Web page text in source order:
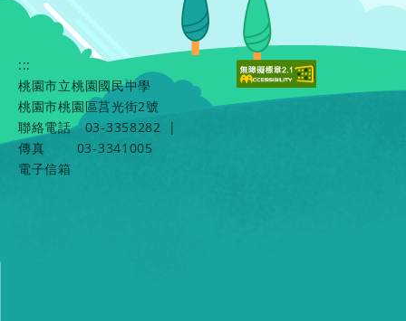
:::
桃園市立桃園國民中學
桃園市桃園區莒光街2號
聯絡電話
03-3358282
|
傳真
03-3341005
電子信箱